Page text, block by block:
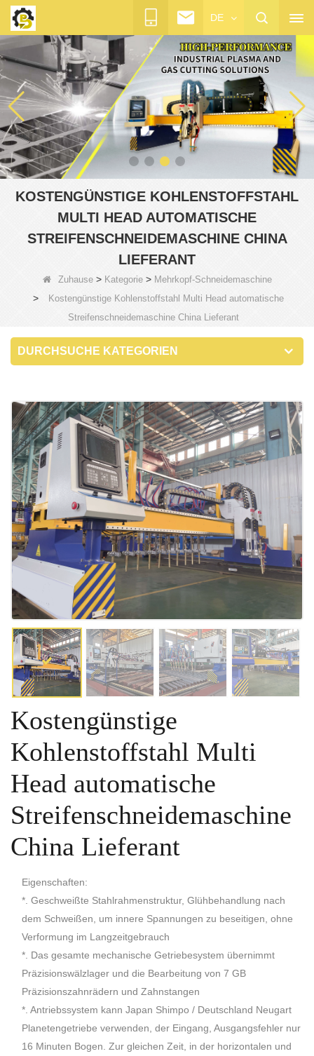
DE
KOSTENGÜNSTIGE KOHLENSTOFFSTAHL
MULTI HEAD AUTOMATISCHE
STREIFENSCHNEIDEMASCHINE CHINA
LIEFERANT
Zuhause> Kategorie> Mehrkopf-Schneidemaschine
>
Kostengünstige Kohlenstoffstahl Multi Head automatische
Streifenschneidemaschine China Lieferant
DURCHSUCHE KATEGORIEN
Kostengünstige
Kohlenstoffstahl Multi
Head automatische
Streifenschneidemaschine
China Lieferant
Eigenschaften:
*. Geschweißte Stahlrahmenstruktur, Glühbehandlung nach
dem Schweißen, um innere Spannungen zu beseitigen, ohne
Verformung im Langzeitgebrauch
*. Das gesamte mechanische Getriebesystem übernimmt
Präzisionswälzlager und die Bearbeitung von 7 GB
Präzisionszahnrädern und Zahnstangen
*. Antriebssystem kann Japan Shimpo / Deutschland Neugart
Planetengetriebe verwenden, der Eingang, Ausgangsfehler nur
16 Minuten Bogen. Zur gleichen Zeit, in der horizontalen und